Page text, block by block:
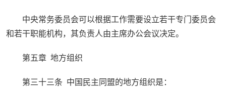
中央常务委员会可以根据工作需要设立若干专门委员会
和若干职能机构，其负责人由主席办公会议决定。
第五章 地方组织
第三十三条 中国民主同盟的地方组织是：